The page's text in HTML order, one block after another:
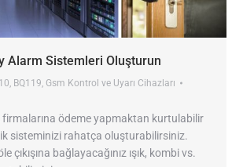
Alarm Sistemleri Oluşturun
, BQ119, Gsm Kontrol ve Uyarı Cihazları
firmalarına ödeme yapmaktan kurtulabilir
sisteminizi rahatça oluşturabilirsiniz.
çıkışına bağlayacağınız ışık, kombi vs.